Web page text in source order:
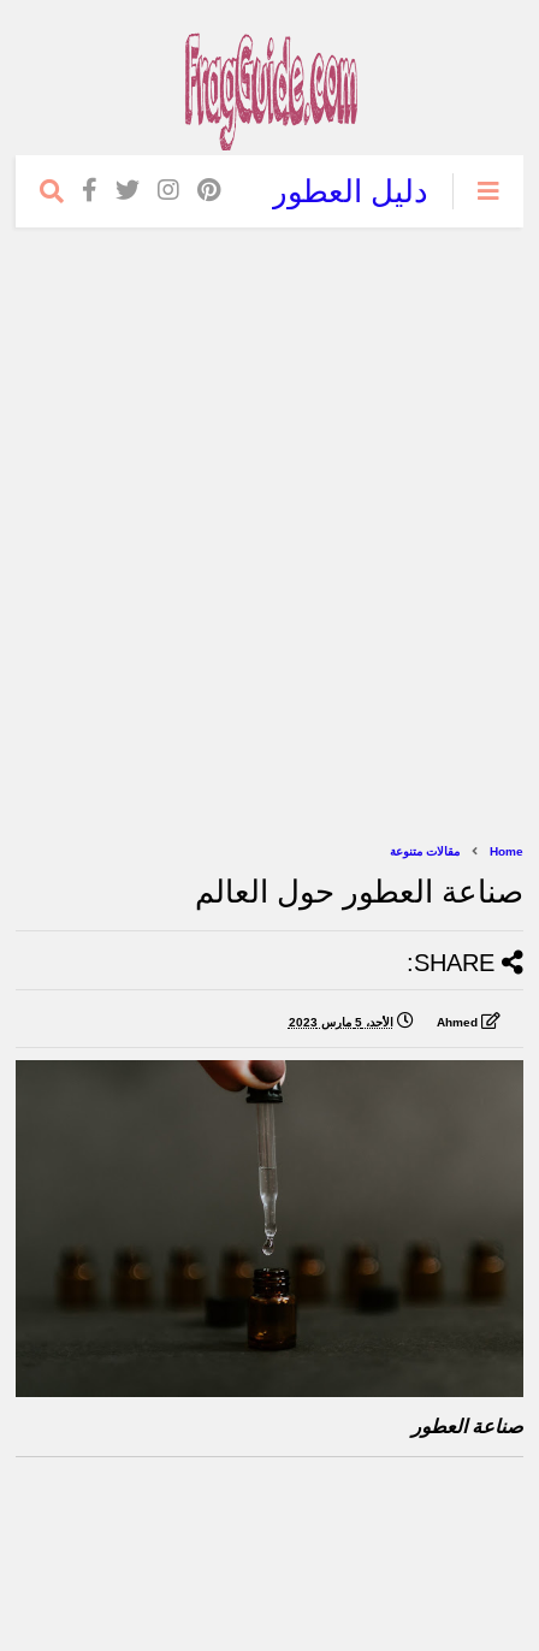
دليل العطور
Home مقالات متنوعة
صناعة العطور حول العالم
SHARE:
Ahmed الأحد، 5 مارس 2023
صناعة العطور